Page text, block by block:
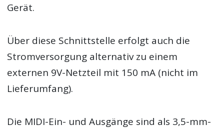
Gerät.
Über diese Schnittstelle erfolgt auch die
Stromversorgung alternativ zu einem
externen 9V-Netzteil mit 150 mA (nicht im
Lieferumfang).
Die MIDI-Ein- und Ausgänge sind als 3,5-mm-